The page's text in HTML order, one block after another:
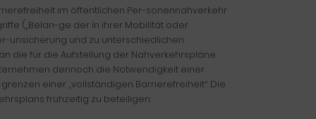
im öffentlichen Per-sonennahverkehr
(„Belan-ge der in ihrer Mobilität oder
unsicherung und zu unterschiedlichen
die für die Aufstellung der Nahverkehrspläne
dennoch die Notwendigkeit einer
einer „vollständigen Barrierefreiheit“. Die
frühzeitig zu beteiligen.